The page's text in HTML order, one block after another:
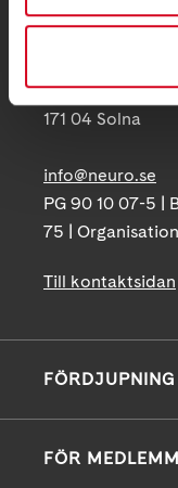
Box 4086
171 04 Solna
info@neuro.se
PG 90 10 07-5 |
75 |
Till kontaktsidan
FÖRDJUPNING
FÖR